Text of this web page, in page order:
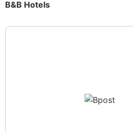
B&B Hotels